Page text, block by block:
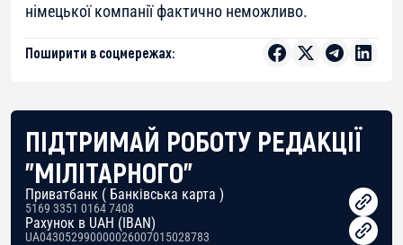
німецької компанії фактично неможливо.
Поширити в соцмережах:
ПІДТРИМАЙ РОБОТУ РЕДАКЦІЇ
"МІЛІТАРНОГО"
Приватбанк ( Банківська карта )
5169 3351 0164 7408
Рахунок в UAH (IBAN)
UA043052990000026007015028783